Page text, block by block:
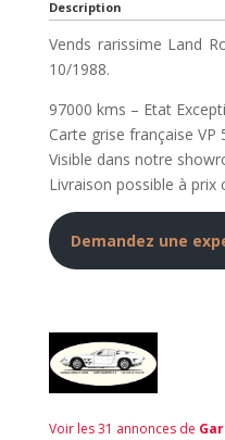
Description
Vends rarissime Land
10/1988.
97000 kms – Etat
Carte grise française VP
Visible dans notre
Livraison possible à prix
Demandez une
Voir les 31 annonces de